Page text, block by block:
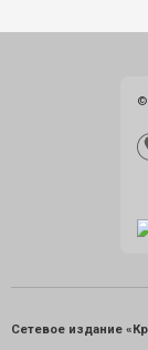
©
Сетевое издание